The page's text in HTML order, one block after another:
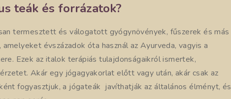
teák és forrázatok?
termesztett és válogatott gyógynövények, fűszerek és más
évszázadok óta használ az Ayurveda, vagyis a
Ezek az italok terápiás tulajdonságaikról ismertek,
Akár egy jógagyakorlat előtt vagy után, akár csak az
fogyasztjuk, a jógateák javíthatják az általános élményt, és